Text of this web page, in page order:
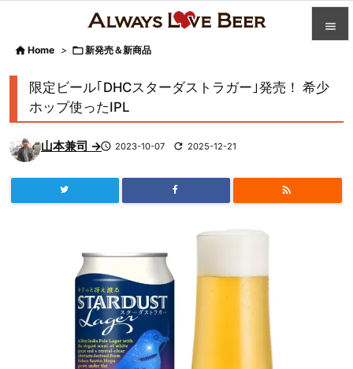



 Home > 新発売＆新商品
限定ビール｢DHCスターダストラガー｣発売！ 希少
ホップ使ったIPL
山本兼司 → 2023-10-07  2025-12-21
